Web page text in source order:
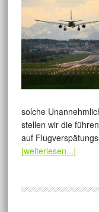
solche
stellen wir die
auf
[weiterlesen...]